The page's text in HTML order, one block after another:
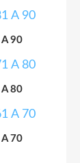
A 90
A 80
A 70